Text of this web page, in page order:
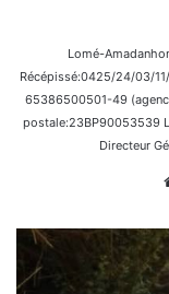
Lomé-
Récépissé:0425/24/03/
65386500501-49
postale:23BP90053539
Directeur